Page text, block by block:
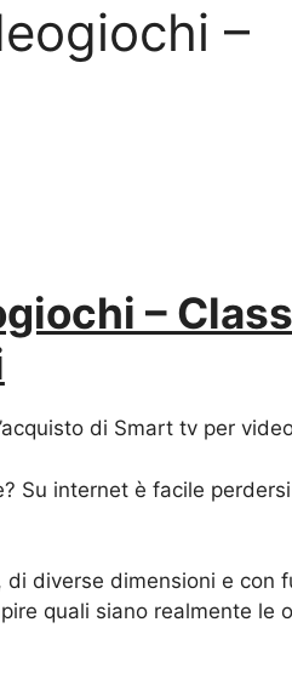
–
–
di Smart tv per
Su internet è facile
diverse dimensioni e con
quali siano realmente le